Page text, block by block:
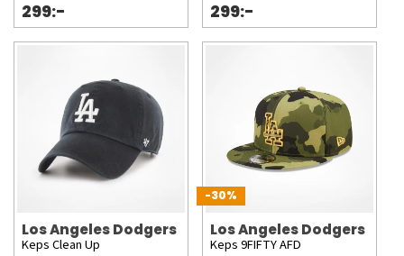
299:- 299:-
Los Angeles Dodgers
Keps Clean Up
-30%
Los Angeles Dodgers
Keps 9FIFTY AFD